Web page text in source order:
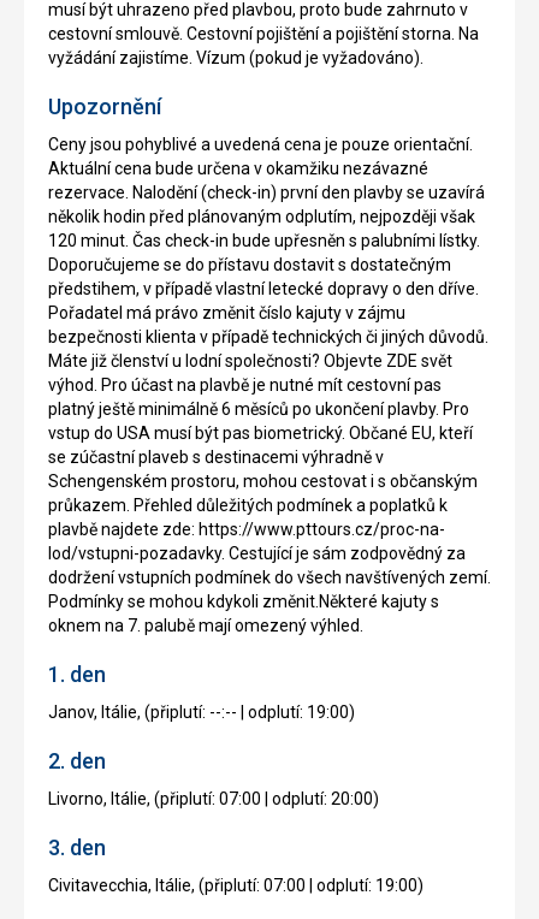
musí být uhrazeno před plavbou, proto bude zahrnuto v
cestovní smlouvě. Cestovní pojištění a pojištění storna. Na
vyžádání zajistíme. Vízum (pokud je vyžadováno).
Upozornění
Ceny jsou pohyblivé a uvedená cena je pouze orientační.
Aktuální cena bude určena v okamžiku nezávazné
rezervace. Nalodění (check-in) první den plavby se uzavírá
několik hodin před plánovaným odplutím, nejpozději však
120 minut. Čas check-in bude upřesněn s palubními lístky.
Doporučujeme se do přístavu dostavit s dostatečným
předstihem, v případě vlastní letecké dopravy o den dříve.
Pořadatel má právo změnit číslo kajuty v zájmu
bezpečnosti klienta v případě technických či jiných důvodů.
Máte již členství u lodní společnosti? Objevte ZDE svět
výhod. Pro účast na plavbě je nutné mít cestovní pas
platný ještě minimálně 6 měsíců po ukončení plavby. Pro
vstup do USA musí být pas biometrický. Občané EU, kteří
se zúčastní plaveb s destinacemi výhradně v
Schengenském prostoru, mohou cestovat i s občanským
průkazem. Přehled důležitých podmínek a poplatků k
plavbě najdete zde: https://www.pttours.cz/proc-na-
lod/vstupni-pozadavky. Cestující je sám zodpovědný za
dodržení vstupních podmínek do všech navštívených zemí.
Podmínky se mohou kdykoli změnit.Některé kajuty s
oknem na 7. palubě mají omezený výhled.
1. den
Janov, Itálie, (připlutí: --:-- | odplutí: 19:00)
2. den
Livorno, Itálie, (připlutí: 07:00 | odplutí: 20:00)
3. den
Civitavecchia, Itálie, (připlutí: 07:00 | odplutí: 19:00)